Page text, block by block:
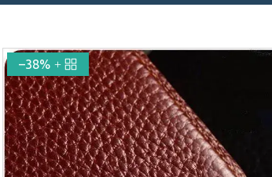
–38%